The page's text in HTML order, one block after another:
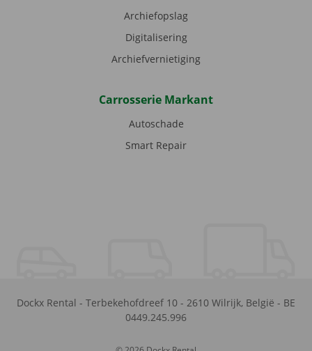
Archiefopslag
Digitalisering
Archiefvernietiging
Carrosserie Markant
Autoschade
Smart Repair
Dockx Rental - Terbekehofdreef 10 - 2610 Wilrijk, België - BE
0449.245.996